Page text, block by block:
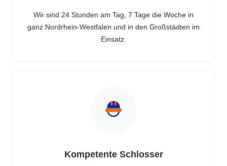
Wir sind 24 Stunden am Tag, 7 Tage die Woche in
ganz Nordrhein-Westfalen und in den Großstädten im
Einsatz.
Kompetente Schlosser